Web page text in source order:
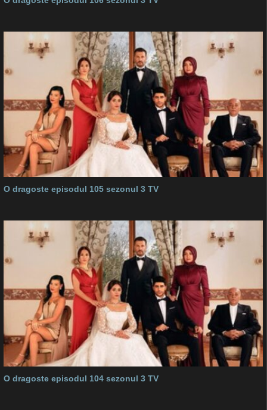
O dragoste episodul 105 sezonul 3 TV
O dragoste episodul 104 sezonul 3 TV